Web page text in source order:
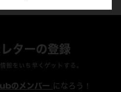
ターの登録
報をいち早くゲットする。
のメンバー になろう！